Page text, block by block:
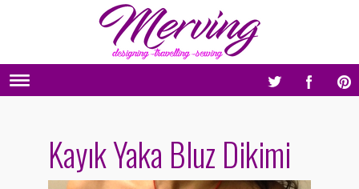
Kayık Yaka Bluz Dikimi